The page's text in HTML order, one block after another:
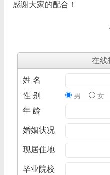
感谢大家的配合！
《回归的喜